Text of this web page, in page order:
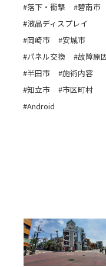
#落下・衝撃
#碧南市
#液晶ディスプレイ
#岡崎市
#安城市
#パネル交換
#故障原
#半田市
#施術内容
#知立市
#市区町村
#Android